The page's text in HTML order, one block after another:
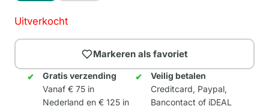
Uitverkocht
Markeren als favoriet
Gratis verzending
Vanaf € 75 in
Nederland en € 125 in
Veilig betalen
Creditcard, Paypal,
Bancontact of iDEAL